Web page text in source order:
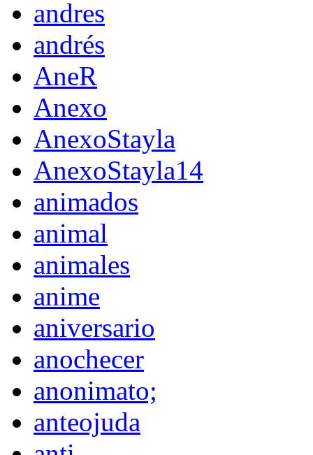
andres
andrés
AneR
Anexo
AnexoStayla
AnexoStayla14
animados
animal
animales
anime
aniversario
anochecer
anonimato;
anteojuda